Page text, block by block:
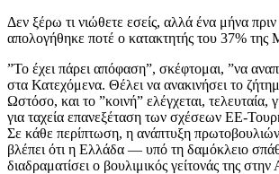
Δεν ξέρω τι νιώθετε εσείς, αλλά ένα μήνα
απολογήθηκε ποτέ ο κατακτητής του 37%
”Το έχει πάρει απόφαση”, σκέφτομαι, ”να
στα Κατεχόμενα. Θέλει να ανακινήσει το
Ωστόσο, και το ”κοινή” ελέγχεται,
για ταχεία επανεξέταση των σχέσεων ΕΕ-
Σε κάθε περίπτωση, η ανάπτυξη
βλέπει ότι η Ελλάδα — υπό τη δαμόκλειο
διαδραματίσει ο βουλιμικός γείτονάς της